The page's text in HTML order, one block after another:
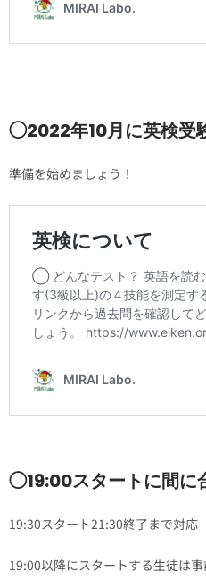
◯2022年10月に英検受
準備を始めましょう！
◯19:00スタートに間に
19:30スタート21:30終了まで対応
19:00以降にスタートする生徒は事